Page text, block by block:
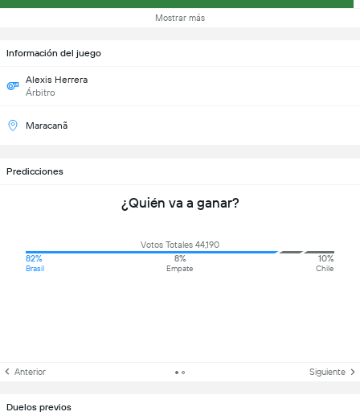
Mostrar más
Información del juego
Alexis Herrera
Árbitro
Maracanã
Predicciones
¿Quién va a ganar?
Votos Totales 44,190
82%
Brasil
8%
Empate
10%
Chile
Anterior Siguiente
Duelos previos